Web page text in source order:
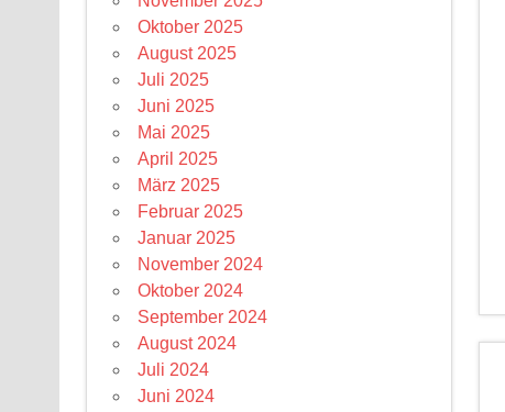
Oktober 2025
August 2025
Juli 2025
Juni 2025
Mai 2025
April 2025
März 2025
Februar 2025
Januar 2025
November 2024
Oktober 2024
September 2024
August 2024
Juli 2024
Juni 2024